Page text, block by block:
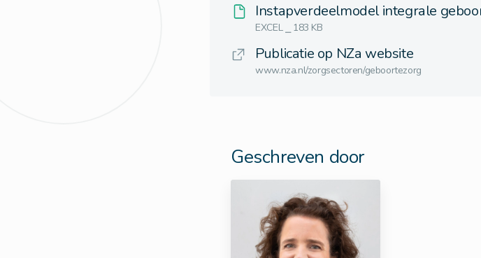
Instapverdeelmodel integrale
EXCEL ⎯ 183 KB
Publicatie op NZa website
www.nza.nl/zorgsectoren/geboortezorg
Geschreven door